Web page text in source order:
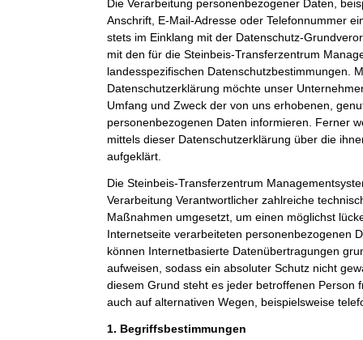
Die Verarbeitung personenbezogener Daten,
Anschrift, E-Mail-Adresse oder Telefonnummer
stets im Einklang mit der Datenschutz-
mit den für die Steinbeis-Transferzentrum
landesspezifischen Datenschutzbestimmungen.
Datenschutzerklärung möchte unser
Umfang und Zweck der von uns erhobenen,
personenbezogenen Daten informieren. Ferner
mittels dieser Datenschutzerklärung über die
aufgeklärt.
Die Steinbeis-Transferzentrum
Verarbeitung Verantwortlicher zahlreiche
Maßnahmen umgesetzt, um einen möglichst
Internetseite verarbeiteten personenbezogenen
können Internetbasierte Datenübertragungen
aufweisen, sodass ein absoluter Schutz nicht
diesem Grund steht es jeder betroffenen Person
auch auf alternativen Wegen, beispielsweise
1. Begriffsbestimmungen